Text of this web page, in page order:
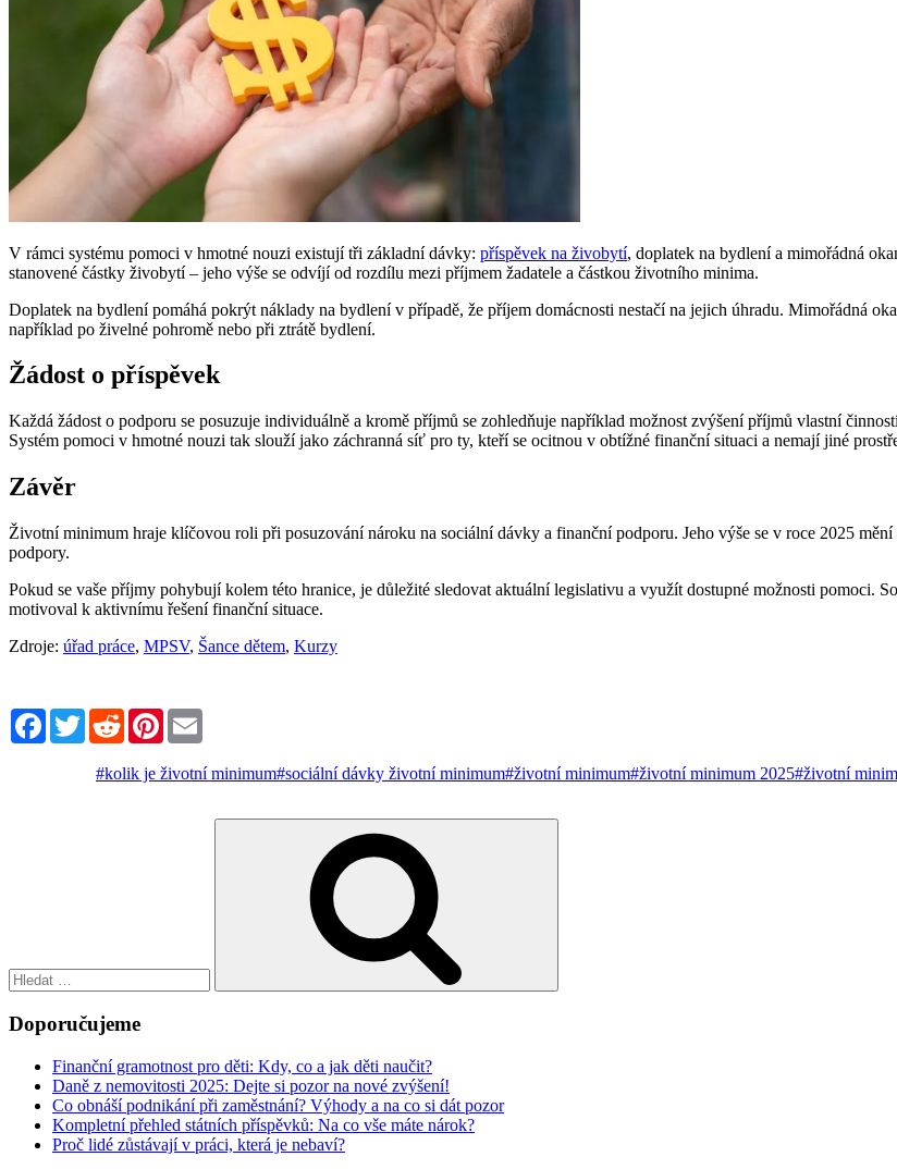
V rámci systému pomoci v hmotné nouzi existují tři základní dávky: příspěvek na živobytí, doplatek na bydlení a mimořádná
stanovené částky živobytí – jeho výše se odvíjí od rozdílu mezi příjmem žadatele a částkou životního minima.
Doplatek na bydlení pomáhá pokrýt náklady na bydlení v případě, že příjem domácnosti nestačí na jejich úhradu. Mimořádná
například po živelné pohromě nebo při ztrátě bydlení.
Žádost o příspěvek
Každá žádost o podporu se posuzuje individuálně a kromě příjmů se zohledňuje například možnost zvýšení příjmů vlastní
Systém pomoci v hmotné nouzi tak slouží jako záchranná síť pro ty, kteří se ocitnou v obtížné finanční situaci a nemají jiné
Závěr
Životní minimum hraje klíčovou roli při posuzování nároku na sociální dávky a finanční podporu. Jeho výše se v roce 2025
podpory.
Pokud se vaše příjmy pohybují kolem této hranice, je důležité sledovat aktuální legislativu a využít dostupné možnosti pomoci.
motivoval k aktivnímu řešení finanční situace.
Zdroje: úřad práce, MPSV, Šance dětem, Kurzy
FacebookTwitterRedditPinterest
#kolik je životní minimum#sociální dávky životní minimum#životní minimum#životní minimum 2025#životní
Doporučujeme
Finanční gramotnost pro děti: Kdy, co a jak děti naučit?
Daně z nemovitosti 2025: Dejte si pozor na nové zvýšení!
Co obnáší podnikání při zaměstnání? Výhody a na co si dát pozor
Kompletní přehled státních příspěvků: Na co vše máte nárok?
Proč lidé zůstávají v práci, která je nebaví?